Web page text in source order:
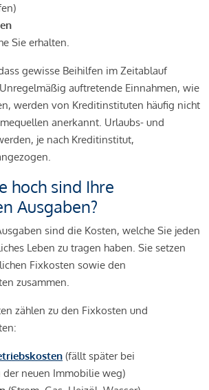
Sie erhalten.
gewisse Beihilfen im Zeitablauf
auftretende Einnahmen, wie
werden von Kreditinstituten häufig nicht
anerkannt. Urlaubs- und
je nach Kreditinstitut,
hoch sind Ihre
Ausgaben?
sind die Kosten, welche Sie jeden
Leben zu tragen haben. Sie setzen
Fixkosten sowie den
zusammen.
zählen zu den Fixkosten und
(fällt später bei
der neuen Immobilie weg)